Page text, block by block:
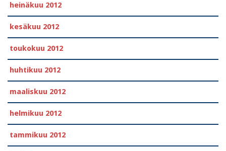
heinäkuu 2012
kesäkuu 2012
toukokuu 2012
huhtikuu 2012
maaliskuu 2012
helmikuu 2012
tammikuu 2012